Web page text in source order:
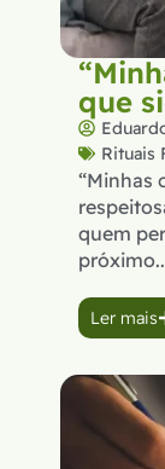
que
Rituais
“Minhas
quem
Ler mais